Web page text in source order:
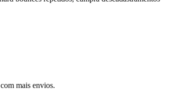
mais envios.